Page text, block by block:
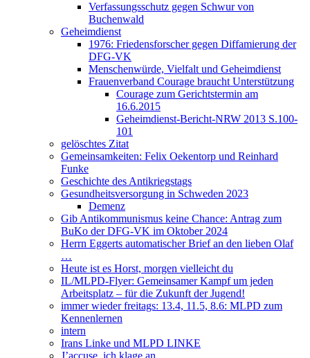
Verfassungsschutz gegen Schwur von
Buchenwald
Geheimdienst
1976: Friedensforscher gegen Diffamierung der
DFG-VK
Menschenwürde, Vielfalt und Geheimdienst
Frauenverband Courage braucht Unterstützung
Courage zum Gerichtstermin am
16.6.2015
Geheimdienst-Bericht-NRW 2013 S.100-
101
gelöschtes Zitat
Gemeinsamkeiten: Felix Oekentorp und Reinhard
Funke
Geschichte des Antikriegstags
Gesundheitsversorgung in Schweden 2023
Demenz
Gib Antikommunismus keine Chance: Antrag zum
BuKo der DFG-VK im Oktober 2024
Herrn Eggerts automatischer Brief an den lieben Olaf
…
Heute ist es Horst, morgen vielleicht du
IL/MLPD-Flyer: Gemeinsamer Kampf um jeden
Arbeitsplatz – für die Zukunft der Jugend!
immer wieder freitags: 13.4, 11.5, 8.6: MLPD zum
Kennenlernen
intern
Irans Linke und MLPD LINKE
J’accuse, ich klage an